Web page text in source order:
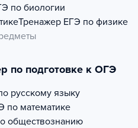
по биологии
Тренажер ЕГЭ по физике
по подготовке к ОГЭ
русскому языку
по математике
обществознанию